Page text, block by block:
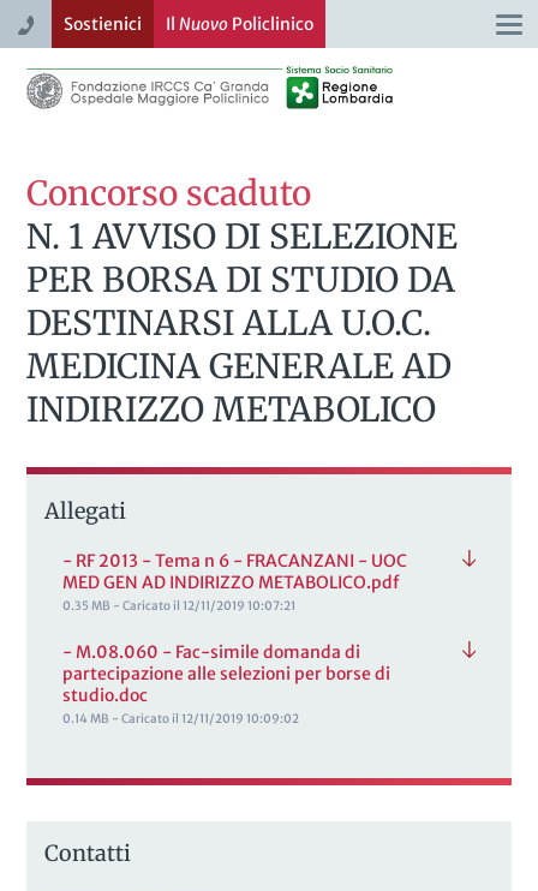
Sostienici Il NuovoPoliclinico
Concorso scaduto
N. 1 AVVISO DI SELEZIONE
PER BORSA DI STUDIO DA
DESTINARSI ALLA U.O.C.
MEDICINA GENERALE AD
INDIRIZZO METABOLICO
Allegati
- RF 2013 - Tema n 6 - FRACANZANI - UOC
MED GEN AD INDIRIZZO METABOLICO.pdf
0.35 MB - Caricato il 12/11/2019 10:07:21
- M.08.060 - Fac-simile domanda di
partecipazione alle selezioni per borse di
studio.doc
0.14 MB - Caricato il 12/11/2019 10:09:02
Contatti